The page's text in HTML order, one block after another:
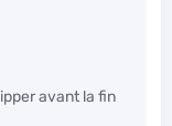
avant la fin